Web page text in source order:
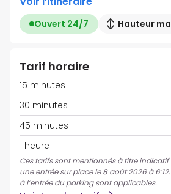
Ouvert 24/7 Hauteur
Tarif horaire
15 minutes
30 minutes
45 minutes
1 heure
Ces tarifs sont mentionnés à titre
une entrée sur place le 8 août 2026 à
à l’entrée du parking sont applicables.